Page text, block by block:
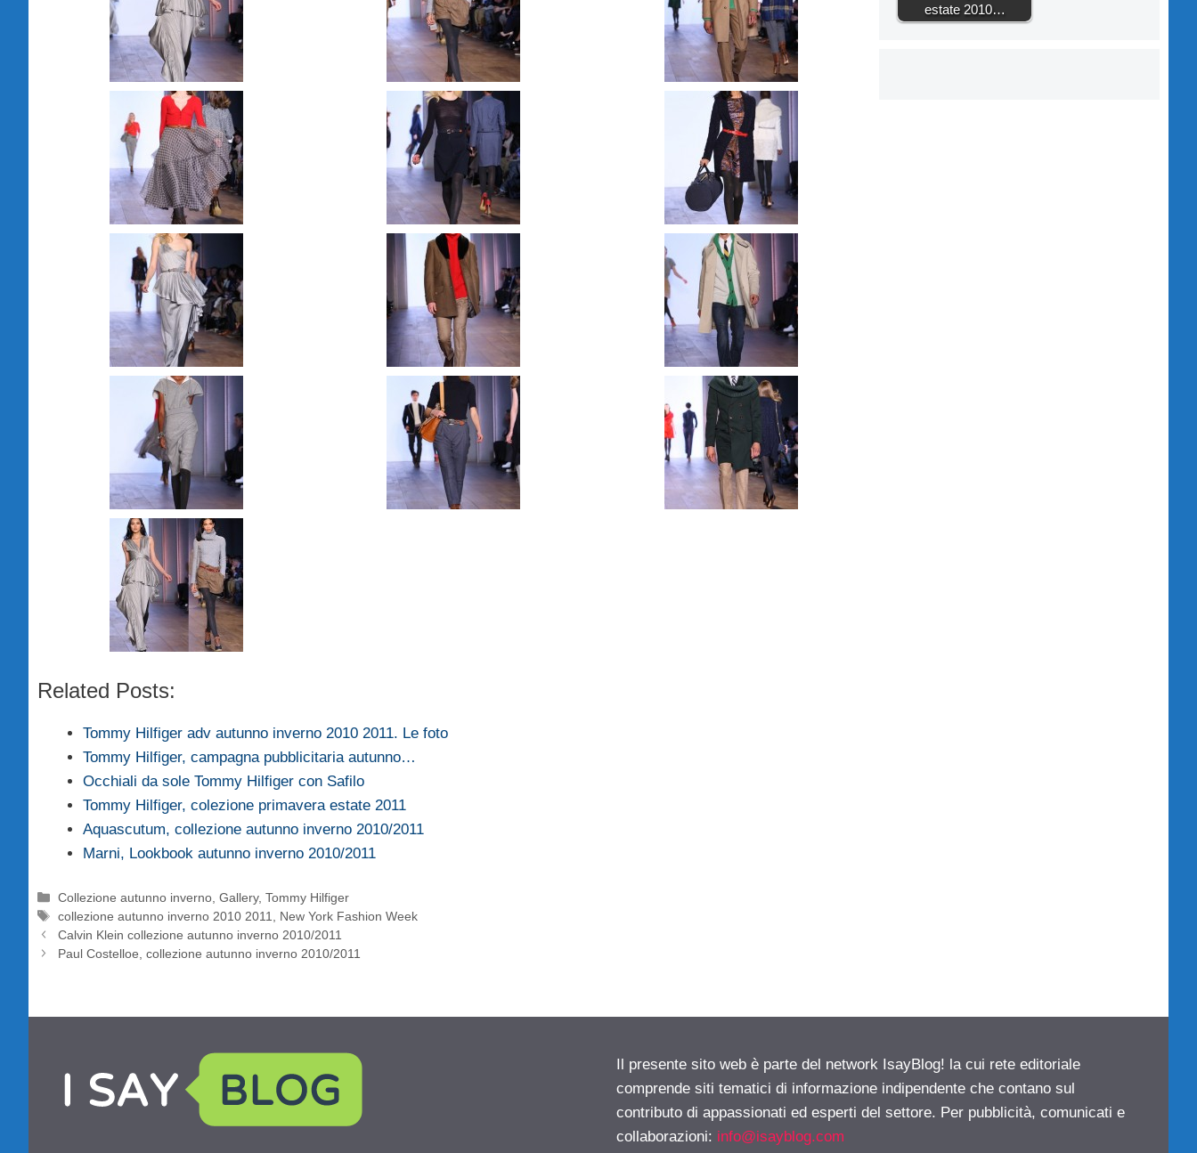
Related Posts:
Tommy Hilfiger adv autunno inverno 2010 2011. Le foto
Tommy Hilfiger, campagna pubblicitaria autunno…
Occhiali da sole Tommy Hilfiger con Safilo
Tommy Hilfiger, colezione primavera estate 2011
Aquascutum, collezione autunno inverno 2010/2011
Marni, Lookbook autunno inverno 2010/2011
Categorie
Collezione autunno inverno ,Gallery,Tommy Hilfiger
Tag
collezione autunno inverno 2010 2011
New York Fashion Week
Calvin Klein collezione autunno inverno 2010/2011
Paul Costelloe, collezione autunno inverno 2010/2011
estate 2010…
Il presente sito web è parte del network IsayBlog! la cui rete editoriale
comprende siti tematici di informazione indipendente che contano sul
contributo di appassionati ed esperti del settore. Per pubblicità, comunicati e
collaborazioni: info@isayblog.com